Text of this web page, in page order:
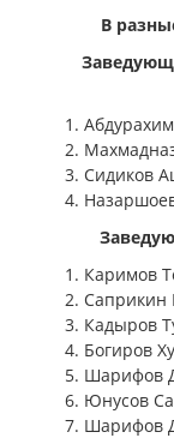
В
Сидиков
Каримов
Саприкин
Кадыров
Богиров
Шарифов
Юнусов
Шарифов